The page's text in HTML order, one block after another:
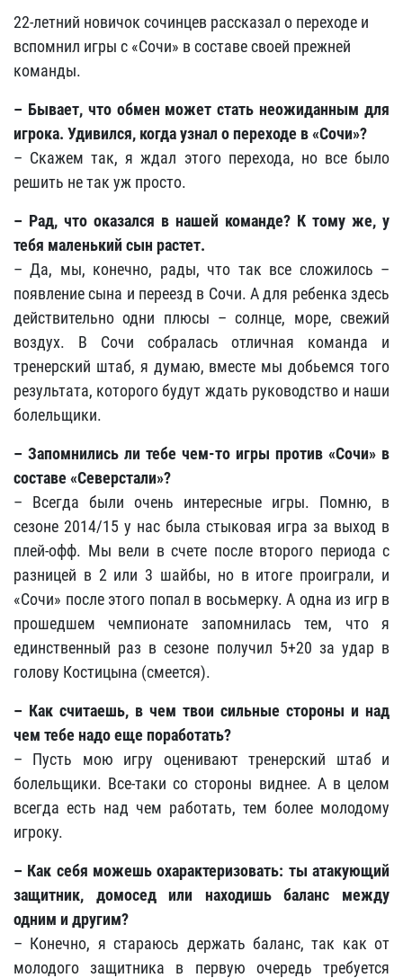
22-летний новичок сочинцев рассказал о переходе и
вспомнил игры с «Сочи» в составе своей прежней
команды.
– Бывает, что обмен может стать неожиданным для
игрока. Удивился, когда узнал о переходе в «Сочи»?
– Скажем так, я ждал этого перехода, но все было
решить не так уж просто.
– Рад, что оказался в нашей команде? К тому же, у
тебя маленький сын растет.
– Да, мы, конечно, рады, что так все сложилось –
появление сына и переезд в Сочи. А для ребенка здесь
действительно одни плюсы – солнце, море, свежий
воздух. В Сочи собралась отличная команда и
тренерский штаб, я думаю, вместе мы добьемся того
результата, которого будут ждать руководство и наши
болельщики.
– Запомнились ли тебе чем-то игры против «Сочи» в
составе «Северстали»?
– Всегда были очень интересные игры. Помню, в
сезоне 2014/15 у нас была стыковая игра за выход в
плей-офф. Мы вели в счете после второго периода с
разницей в 2 или 3 шайбы, но в итоге проиграли, и
«Сочи» после этого попал в восьмерку. А одна из игр в
прошедшем чемпионате запомнилась тем, что я
единственный раз в сезоне получил 5+20 за удар в
голову Костицына (смеется).
– Как считаешь, в чем твои сильные стороны и над
чем тебе надо еще поработать?
– Пусть мою игру оценивают тренерский штаб и
болельщики. Все-таки со стороны виднее. А в целом
всегда есть над чем работать, тем более молодому
игроку.
– Как себя можешь охарактеризовать: ты атакующий
защитник, домосед или находишь баланс между
одним и другим?
– Конечно, я стараюсь держать баланс, так как от
молодого защитника в первую очередь требуется